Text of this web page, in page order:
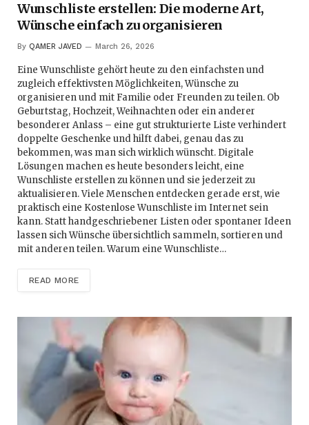
Wunschliste erstellen: Die moderne Art,
Wünsche einfach zu organisieren
By QAMER JAVED March 26, 2026
Eine Wunschliste gehört heute zu den einfachsten und
zugleich effektivsten Möglichkeiten, Wünsche zu
organisieren und mit Familie oder Freunden zu teilen. Ob
Geburtstag, Hochzeit, Weihnachten oder ein anderer
besonderer Anlass – eine gut strukturierte Liste verhindert
doppelte Geschenke und hilft dabei, genau das zu
bekommen, was man sich wirklich wünscht. Digitale
Lösungen machen es heute besonders leicht, eine
Wunschliste erstellen zu können und sie jederzeit zu
aktualisieren. Viele Menschen entdecken gerade erst, wie
praktisch eine Kostenlose Wunschliste im Internet sein
kann. Statt handgeschriebener Listen oder spontaner Ideen
lassen sich Wünsche übersichtlich sammeln, sortieren und
mit anderen teilen. Warum eine Wunschliste…
READ MORE